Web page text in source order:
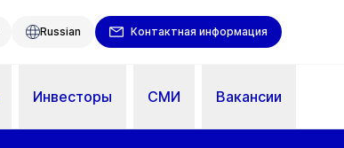
Russian Контактная информация
Инвесторы СМИ Вакансии